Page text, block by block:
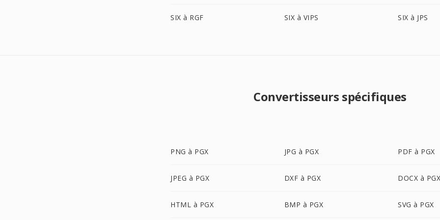
SIX à RGF SIX à VIPS SIX à JPS
Convertisseurs spécifiques
PNG à PGX JPG à PGX PDF à PGX
JPEG à PGX DXF à PGX DOCX à
HTML à PGX BMP à PGX SVG à PGX